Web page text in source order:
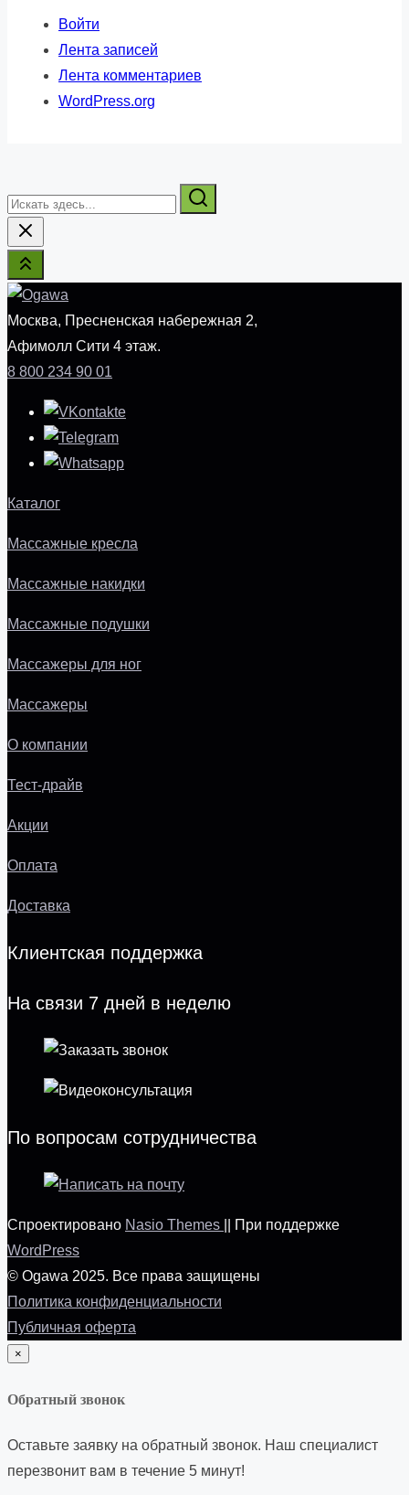
Войти
Лента записей
Лента комментариев
WordPress.org
Искать
здесь...
Москва, Пресненская набережная 2,
Афимолл Сити 4 этаж.
8 800 234 90 01
Каталог
Массажные кресла
Массажные накидки
Массажные подушки
Массажеры для ног
Массажеры
О компании
Тест-драйв
Акции
Оплата
Доставка
Клиентская поддержка
На связи 7 дней в неделю
По вопросам сотрудничества
Спроектировано Nasio Themes
При поддержке
WordPress
© Ogawa 2025. Все права защищены
Политика конфиденциальности
Публичная оферта
×
Обратный звонок
Оставьте заявку на обратный звонок. Наш специалист
перезвонит вам в течение 5 минут!